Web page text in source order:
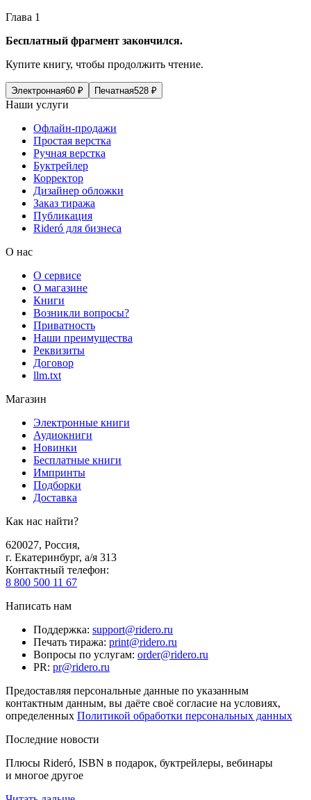
Глава 1
Бесплатный фрагмент закончился.
Купите книгу, чтобы продолжить чтение.
Электронная60 ₽ Печатная528 ₽
Наши услуги
Офлайн-продажи
Простая верстка
Ручная верстка
Буктрейлер
Корректор
Дизайнер обложки
Заказ тиража
Публикация
Rideró для бизнеса
О нас
О сервисе
О магазине
Книги
Возникли вопросы?
Приватность
Наши преимущества
Реквизиты
Договор
llm.txt
Магазин
Электронные книги
Аудиокниги
Новинки
Бесплатные книги
Импринты
Подборки
Доставка
Как нас найти?
620027, Россия,
г. Екатеринбург, а/я 313
Контактный телефон:
8 800 500 11 67
Написать нам
Поддержка: support@ridero.ru
Печать тиража: print@ridero.ru
Вопросы по услугам: order@ridero.ru
PR: pr@ridero.ru
Предоставляя персональные данные по указанным
контактным данным, вы даёте своё согласие на условиях,
определенных Политикой обработки персональных данных
Последние новости
Плюсы Rideró, ISBN в подарок, буктрейлеры, вебинары
и многое другое